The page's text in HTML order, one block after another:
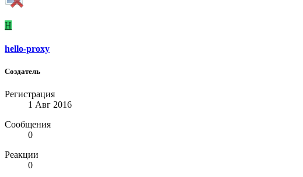
H
hello-proxy
Создатель
Регистрация
1 Авг 2016
Сообщения
0
Реакции
0